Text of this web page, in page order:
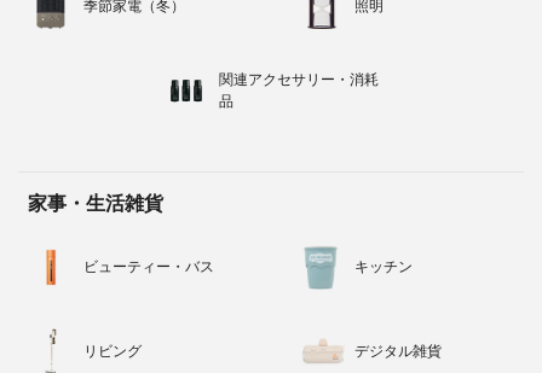
季節家電（冬） 照明
関連アクセサリー・消耗
品
家事・生活雑貨
ビューティー・バス キッチン
リビング デジタル雑貨